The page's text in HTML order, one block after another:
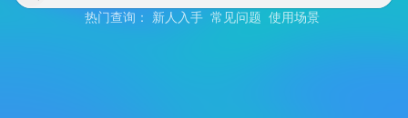
热门查询： 新人入手 常见问题 使用场景